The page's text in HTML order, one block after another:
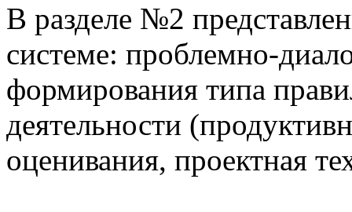
В разделе №2
системе: проблемно-
формирования типа
деятельности
оценивания, проектная